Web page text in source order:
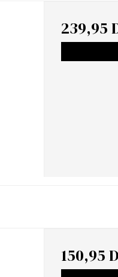
239,95
150,95